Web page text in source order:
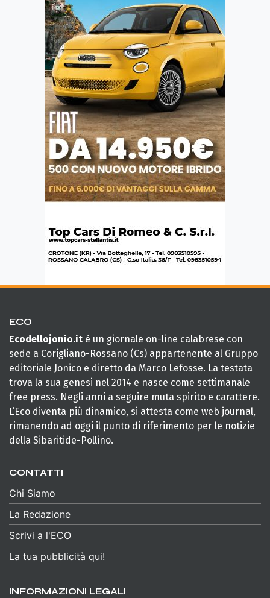
ECO
Ecodellojonio.it è un giornale on-line calabrese con
sede a Corigliano-Rossano (Cs) appartenente al Gruppo
editoriale Jonico e diretto da Marco Lefosse. La testata
trova la sua genesi nel 2014 e nasce come settimanale
free press. Negli anni a seguire muta spirito e carattere.
L’Eco diventa più dinamico, si attesta come web journal,
rimanendo ad oggi il punto di riferimento per le notizie
della Sibaritide-Pollino.
CONTATTI
Chi Siamo
La Redazione
Scrivi a l'ECO
La tua pubblicità qui!
INFORMAZIONI LEGALI